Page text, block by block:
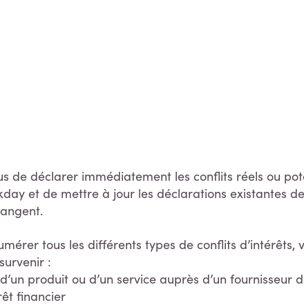
de déclarer immédiatement les conflits réels ou
et de mettre à jour les déclarations existantes
tous les différents types de conflits d’intérêts,
:
produit ou d’un service auprès d’un fournisseur
financier